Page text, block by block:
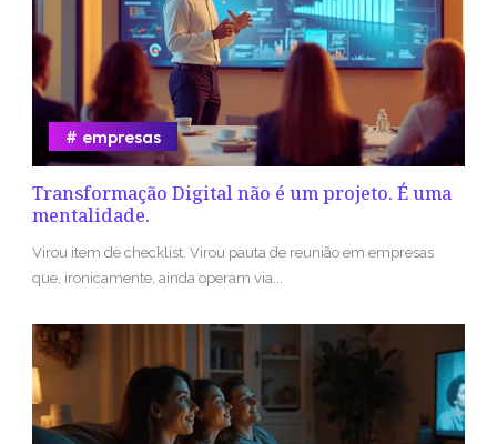
Transformação Digital não é um projeto. É uma
mentalidade.
empresas
Virou item de checklist. Virou pauta de reunião em empresas
que, ironicamente, ainda operam via...